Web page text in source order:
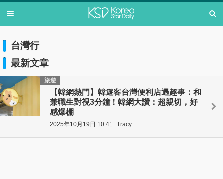
台灣行
最新文章
【韓網熱門】韓遊客台灣便利店遇趣事：和
兼職生對視3分鐘！韓網大讚：超親切，好
感爆棚
旅遊
2025年10月19日 10:41 Tracy